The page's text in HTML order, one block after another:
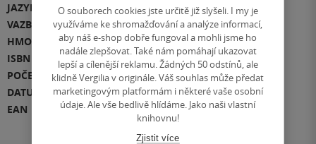
JAZYK
angličtina
VAZBA
pevná vazba
HMOTNOST
2146 g
ISBN
978-1-975160-29-6
POČET STRAN
816
DATUM VYDÁNÍ
11.03.2023
EAN
9781975160296
O souborech cookies jste určitě již slyšeli. I my je
využíváme ke shromažďování a analýze informací,
aby náš e-shop dobře fungoval a mohli jsme ho
nadále zlepšovat. Také nám pomáhají ukazovat
lepší a cílenější reklamu. Žádných 50 odstínů, ale
klidně Vergilia v originále. Váš souhlas může předat
marketingovým platformám i některé vaše osobní
údaje. Ale vše bedlivě hlídáme. Jako naši vlastní
knihovnu!
Zjistit více